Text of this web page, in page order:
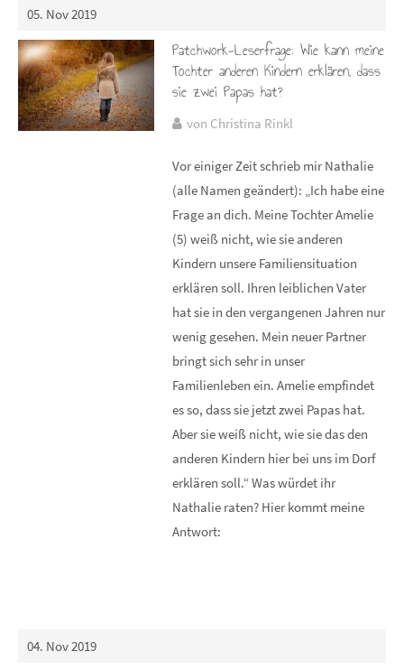
05. Nov 2019
Patchwork-Leserfrage: Wie kann meine
Tochter anderen Kindern erklären, dass
sie zwei Papas hat?
von Christina Rinkl
Vor einiger Zeit schrieb mir Nathalie
(alle Namen geändert): „Ich habe eine
Frage an dich. Meine Tochter Amelie
(5) weiß nicht, wie sie anderen
Kindern unsere Familiensituation
erklären soll. Ihren leiblichen Vater
hat sie in den vergangenen Jahren nur
wenig gesehen. Mein neuer Partner
bringt sich sehr in unser
Familienleben ein. Amelie empfindet
es so, dass sie jetzt zwei Papas hat.
Aber sie weiß nicht, wie sie das den
anderen Kindern hier bei uns im Dorf
erklären soll.“ Was würdet ihr
Nathalie raten? Hier kommt meine
Antwort:
04. Nov 2019